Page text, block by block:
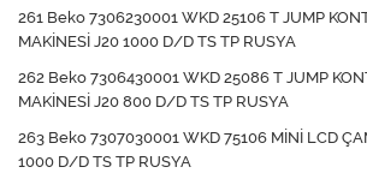
261 Beko 7306230001 WKD 25106 T JUMP
MAKİNESİ J20 1000 D/D TS TP RUSYA
262 Beko 7306430001 WKD 25086 T JUMP
MAKİNESİ J20 800 D/D TS TP RUSYA
263 Beko 7307030001 WKD 75106 MİNİ LCD
1000 D/D TS TP RUSYA